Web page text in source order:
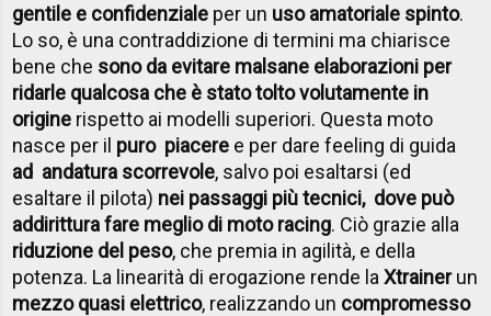
gentile e confidenziale per un uso amatoriale spinto.
Lo so, è una contraddizione di termini ma chiarisce
bene che sono da evitare malsane elaborazioni per
ridarle qualcosa che è stato tolto volutamente in
origine rispetto ai modelli superiori. Questa moto
nasce per il puro piacere e per dare feeling di guida
ad andatura scorrevole, salvo poi esaltarsi (ed
esaltare il pilota) nei passaggi più tecnici, dove può
addirittura fare meglio di moto racing. Ciò grazie alla
riduzione del peso, che premia in agilità, e della
potenza. La linearità di erogazione rende laXtrainerun
mezzo quasi elettrico, realizzando un compromesso